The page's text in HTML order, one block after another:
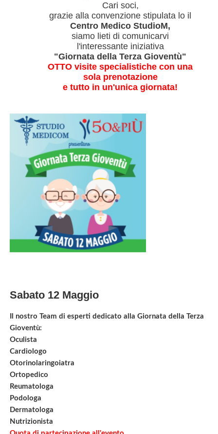
Cari soci,
grazie alla convenzione stipulata lo il
Centro Medico StudioM,
siamo lieti di comunicarvi
l'interessante iniziativa
"Giornata della Terza Gioventù"
OTTO visite specialistiche con una
sola prenotazione
e tutto in un'unica giornata!
Sabato 12 Maggio
Il nostro Team di esperti dedicato alla Giornata della Terza
Gioventù:
Oculista
Cardiologo
Otorinolaringoiatra
Ortopedico
Reumatologa
Podologa
Dermatologa
Nutrizionista